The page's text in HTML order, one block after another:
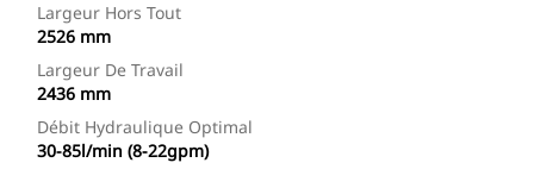
Largeur Hors Tout
2526 mm
Largeur De Travail
2436 mm
Débit Hydraulique Optimal
30-85l/min (8-22gpm)